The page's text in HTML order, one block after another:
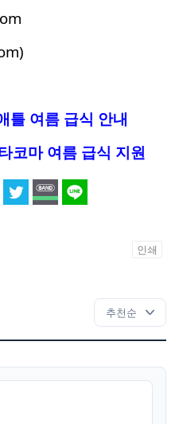
틀 여름 급식 안내
코마 여름 급식 지원
인쇄